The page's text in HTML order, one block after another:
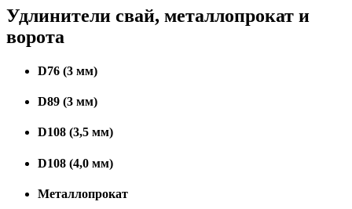
Удлинители свай, металлопрокат и
ворота
D76 (3 мм)
D89 (3 мм)
D108 (3,5 мм)
D108 (4,0 мм)
Металлопрокат